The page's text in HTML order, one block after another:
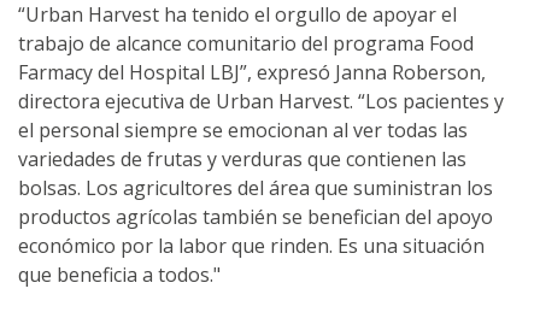
“Urban Harvest ha tenido el orgullo de apoyar el
trabajo de alcance comunitario del programa Food
Farmacy del Hospital LBJ”, expresó Janna Roberson,
directora ejecutiva de Urban Harvest. “Los pacientes y
el personal siempre se emocionan al ver todas las
variedades de frutas y verduras que contienen las
bolsas. Los agricultores del área que suministran los
productos agrícolas también se benefician del apoyo
económico por la labor que rinden. Es una situación
que beneficia a todos."